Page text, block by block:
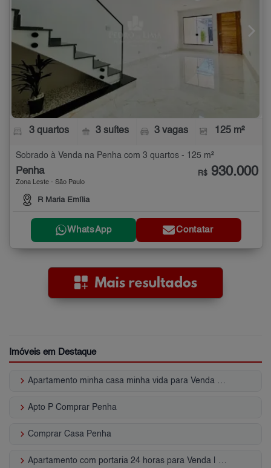
3 quartos 3 suítes 3 vagas 125 m²
Sobrado à Venda na Penha com 3 quartos - 125 m²
Penha
Zona Leste - São Paulo
R Maria Emília
R$ 930.000
WhatsApp Contatar
Imóveis em Destaque
keyboard_arrow_right Apartamento minha casa minha vida para Venda | Penha
keyboard_arrow_right Apto P Comprar Penha
keyboard_arrow_right Comprar Casa Penha
keyboard_arrow_right Apartamento com portaria 24 horas para Venda | Penha